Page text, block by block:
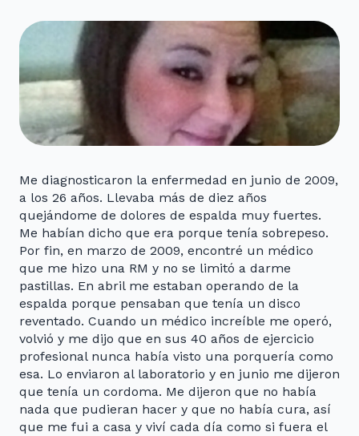
Me diagnosticaron la enfermedad en junio de 2009,
a los 26 años. Llevaba más de diez años
quejándome de dolores de espalda muy fuertes.
Me habían dicho que era porque tenía sobrepeso.
Por fin, en marzo de 2009, encontré un médico
que me hizo una RM y no se limitó a darme
pastillas. En abril me estaban operando de la
espalda porque pensaban que tenía un disco
reventado. Cuando un médico increíble me operó,
volvió y me dijo que en sus 40 años de ejercicio
profesional nunca había visto una porquería como
esa. Lo enviaron al laboratorio y en junio me dijeron
que tenía un cordoma. Me dijeron que no había
nada que pudieran hacer y que no había cura, así
que me fui a casa y viví cada día como si fuera el